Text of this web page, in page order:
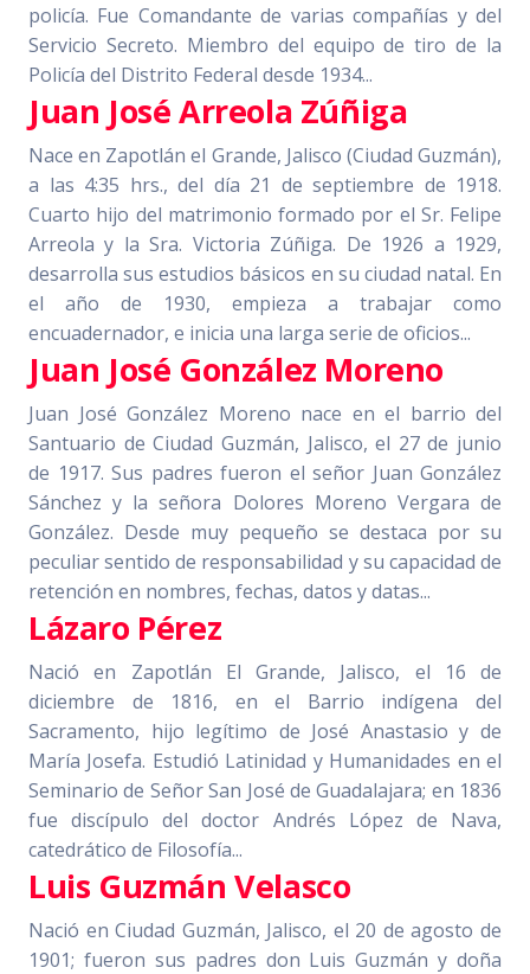
policía. Fue Comandante de varias compañías y del
Servicio Secreto. Miembro del equipo de tiro de la
Policía del Distrito Federal desde 1934...
Juan José Arreola Zúñiga
Nace en Zapotlán el Grande, Jalisco (Ciudad Guzmán),
a las 4:35 hrs., del día 21 de septiembre de 1918.
Cuarto hijo del matrimonio formado por el Sr. Felipe
Arreola y la Sra. Victoria Zúñiga. De 1926 a 1929,
desarrolla sus estudios básicos en su ciudad natal. En
el año de 1930, empieza a trabajar como
encuadernador, e inicia una larga serie de oficios...
Juan José González Moreno
Juan José González Moreno nace en el barrio del
Santuario de Ciudad Guzmán, Jalisco, el 27 de junio
de 1917. Sus padres fueron el señor Juan González
Sánchez y la señora Dolores Moreno Vergara de
González. Desde muy pequeño se destaca por su
peculiar sentido de responsabilidad y su capacidad de
retención en nombres, fechas, datos y datas...
Lázaro Pérez
Nació en Zapotlán El Grande, Jalisco, el 16 de
diciembre de 1816, en el Barrio indígena del
Sacramento, hijo legítimo de José Anastasio y de
María Josefa. Estudió Latinidad y Humanidades en el
Seminario de Señor San José de Guadalajara; en 1836
fue discípulo del doctor Andrés López de Nava,
catedrático de Filosofía...
Luis Guzmán Velasco
Nació en Ciudad Guzmán, Jalisco, el 20 de agosto de
1901; fueron sus padres don Luis Guzmán y doña